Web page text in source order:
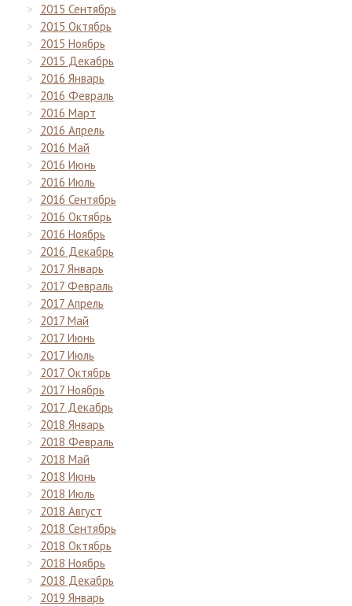
2015 Сентябрь
2015 Октябрь
2015 Ноябрь
2015 Декабрь
2016 Январь
2016 Февраль
2016 Март
2016 Апрель
2016 Май
2016 Июнь
2016 Июль
2016 Сентябрь
2016 Октябрь
2016 Ноябрь
2016 Декабрь
2017 Январь
2017 Февраль
2017 Апрель
2017 Май
2017 Июнь
2017 Июль
2017 Октябрь
2017 Ноябрь
2017 Декабрь
2018 Январь
2018 Февраль
2018 Май
2018 Июнь
2018 Июль
2018 Август
2018 Сентябрь
2018 Октябрь
2018 Ноябрь
2018 Декабрь
2019 Январь